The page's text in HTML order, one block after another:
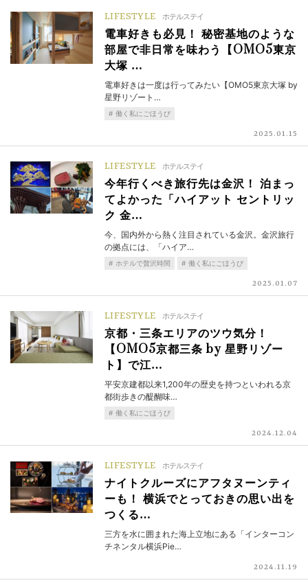
LIFESTYLE ホテルステイ
電車好きも必見！ 秘密基地のような
部屋で非日常を味わう【OMO5東京
大塚 …
電車好きは一度は行ってみたい【OMO5東京大塚 by
星野リゾート…
働く私にごほうび
2025.01.15
LIFESTYLE ホテルステイ
今年行くべき旅行先は金沢！ 泊まっ
てよかった「ハイアット セントリッ
ク 金…
今、国内外から熱く注目されている金沢。金沢旅行
の拠点には、「ハイア…
ホテルで贅沢時間 働く私にごほうび
2025.01.07
LIFESTYLE ホテルステイ
京都・三条エリアのツウ気分！
【OMO5京都三条 by 星野リゾー
ト】で江…
平安京建都以来1,200年の歴史を持つといわれる京
都街歩きの醍醐味…
働く私にごほうび
2024.12.04
LIFESTYLE ホテルステイ
ナイトクルーズにアフタヌーンティ
ーも！ 横浜でとっておきの思い出を
つくる…
三方を水に囲まれた海上立地にある「インターコン
チネンタル横浜Pie…
2024.11.19